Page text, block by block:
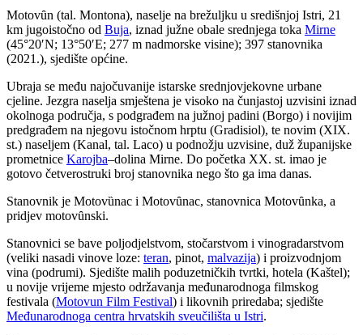
Motovȗn (tal. Montona), naselje na brežuljku u središnjoj Istri, 21
km jugoistočno od Buja, iznad južne obale srednjega toka Mirne
(45°20′N; 13°50′E; 277 m nadmorske visine); 397 stanovnika
(2021.), sjedište općine.
Ubraja se među najočuvanije istarske srednjovjekovne urbane
cjeline. Jezgra naselja smještena je visoko na čunjastoj uzvisini iznad
okolnoga područja, s podgrađem na južnoj padini (Borgo) i novijim
predgrađem na njegovu istočnom hrptu (Gradisiol), te novim (XIX.
st.) naseljem (Kanal, tal. Laco) u podnožju uzvisine, duž županijske
prometnice Karojba–dolina Mirne. Do početka XX. st. imao je
gotovo četverostruki broj stanovnika nego što ga ima danas.
Stanovnik je Motovȕnac i Motovȗnac, stanovnica Motovȗnka, a
pridjev motovȗnski.
Stanovnici se bave poljodjelstvom, stočarstvom i vinogradarstvom
(veliki nasadi vinove loze: teran, pinot, malvazija) i proizvodnjom
vina (podrumi). Sjedište malih poduzetničkih tvrtki, hotela (Kaštel);
u novije vrijeme mjesto održavanja međunarodnoga filmskog
festivala (Motovun Film Festival) i likovnih priredaba; sjedište
Međunarodnoga centra hrvatskih sveučilišta u Istri.